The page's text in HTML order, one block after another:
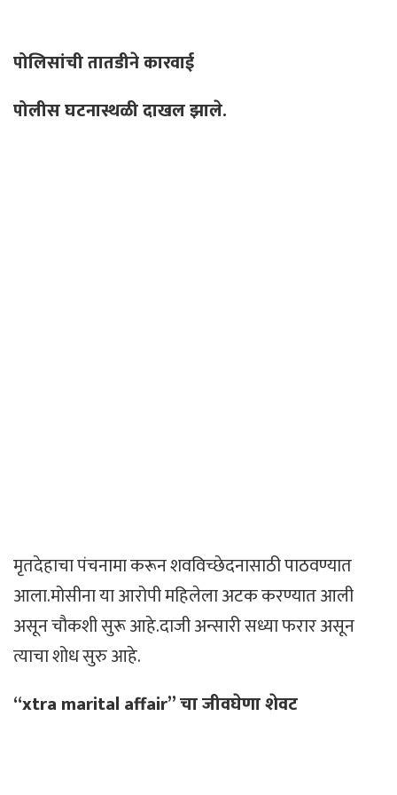
पोलिसांची तातडीने कारवाई
पोलीस घटनास्थळी दाखल झाले.
मृतदेहाचा पंचनामा करून शवविच्छेदनासाठी पाठवण्यात
आला.मोसीना या आरोपी महिलेला अटक करण्यात आली
असून चौकशी सुरू आहे.दाजी अन्सारी सध्या फरार असून
त्याचा शोध सुरु आहे.
“xtra marital affair” चा जीवघेणा शेवट